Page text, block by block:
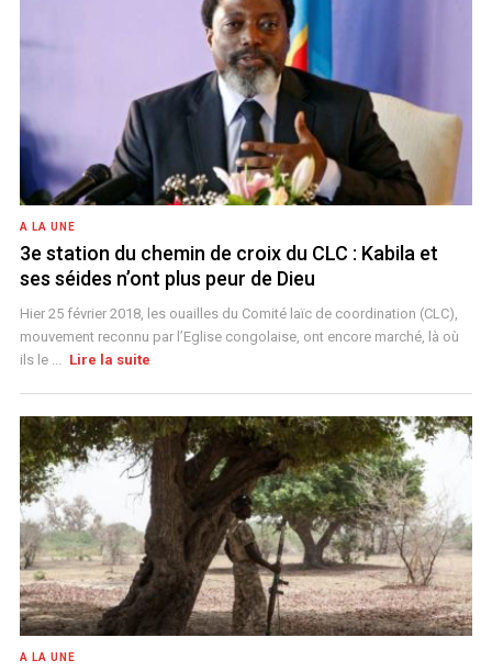
A LA UNE
3e station du chemin de croix du CLC : Kabila et
ses séides n’ont plus peur de Dieu
Hier 25 février 2018, les ouailles du Comité laïc de coordination (CLC),
mouvement reconnu par l’Eglise congolaise, ont encore marché, là où
ils le ... Lire la suite
A LA UNE